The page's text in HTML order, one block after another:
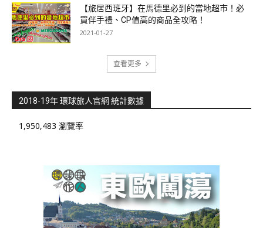
【旅居西班牙】在馬德里必到的當地超市！必
買伴手禮、CP值高的商品全攻略！
2021-01-27
查看更多
2018-19年 環球旅人官網 統計數據
1,950,483 瀏覽率